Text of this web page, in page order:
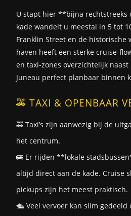
U stapt hier **bijna rechtstreeks
kade wandelt u meestal in 5 tot
Franklin Street en de historische
haven heeft een sterke cruise-
en taxi-zones overzichtelijk
Juneau perfect planbaar binnen
🚕 TAXI & OPENBAAR
🚕 Taxi’s zijn aanwezig bij de
het centrum.
🚌 Er rijden **lokale
altijd direct aan de kade. Cruise
pickups zijn het meest praktisch.
🛳️ Veel vervoer kan slim gedeeld